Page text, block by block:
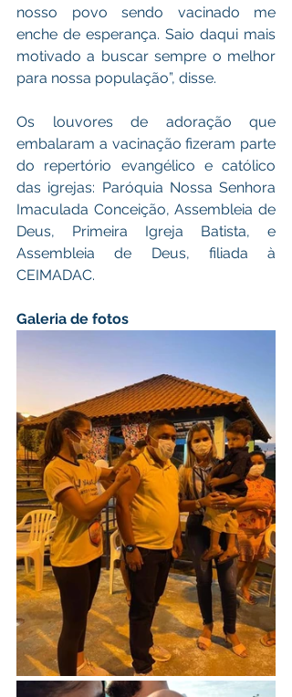
nosso povo sendo vacinado me
enche de esperança. Saio daqui mais
motivado a buscar sempre o melhor
para nossa população”, disse.
Os louvores de adoração que
embalaram a vacinação fizeram parte
do repertório evangélico e católico
das igrejas: Paróquia Nossa Senhora
Imaculada Conceição, Assembleia de
Deus, Primeira Igreja Batista, e
Assembleia de Deus, filiada à
CEIMADAC.
Galeria de fotos